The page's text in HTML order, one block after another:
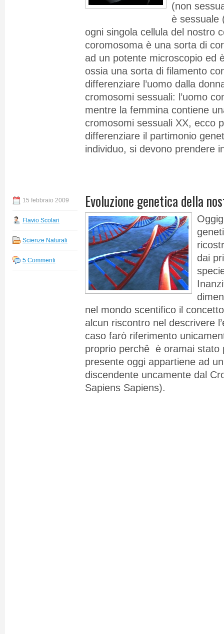
(non
è sessuale
ogni singola cellula del nostro
coromosoma è una sorta di
ad un potente microscopio ed
ossia una sorta di filamento
differenziare l’uomo dalla
cromosomi sessuali: l’uomo
mentre la femmina contiene
cromosomi sessuali XX, ecco
differenziare il partimonio
individuo, si devono prendere
15 febbraio 2009
Flavio Scolari
Scienze Naturali
5 Commenti
Evoluzione genetica della
dai
nel mondo scentifico il
alcun riscontro nel descrivere
caso farò riferimento
proprio perchê è oramai stato
presente oggi appartiene ad
discendente uncamente dal
Sapiens Sapiens).